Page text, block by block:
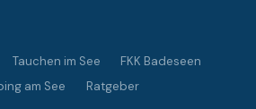
Tauchen im See
FKK Badeseen
am See
Ratgeber